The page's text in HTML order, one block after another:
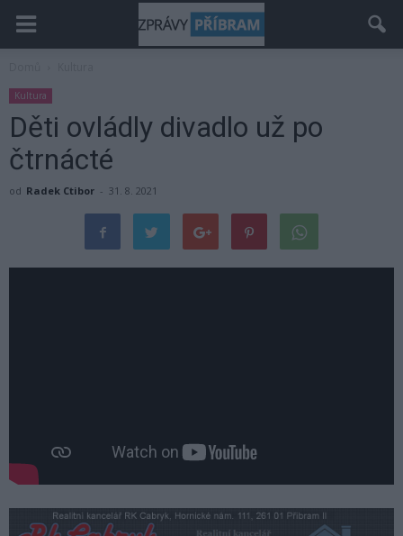
Kultura
Děti ovládly divadlo už po
čtrnácté
od Radek Ctibor - 31. 8. 2021